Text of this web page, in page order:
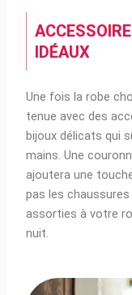
IDÉAUX
Une fois la robe
tenue avec des
bijoux délicats qui
mains. Une
ajoutera une
pas les
assorties à votre
nuit.